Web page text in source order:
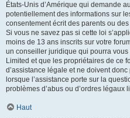
États-Unis d’Amérique qui demande
potentiellement des informations sur
consentement écrit des parents ou
Si vous ne savez pas si cette loi
moins de 13 ans inscrits sur votre
un conseiller juridique qui pourra
Limited et que les propriétaires de ce
d’assistance légale et ne doivent
lorsque l’assistance porte sur la
problèmes d’abus ou d’ordres légaux
Haut